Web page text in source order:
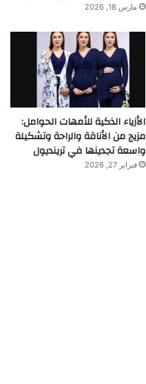
مارس 18, 2026
الأزياء الذكية للأمهات الحوامل:
مزيج من الأناقة والراحة وتشكيلة
واسعة تجدينها في ترينديول
فبراير 27, 2026